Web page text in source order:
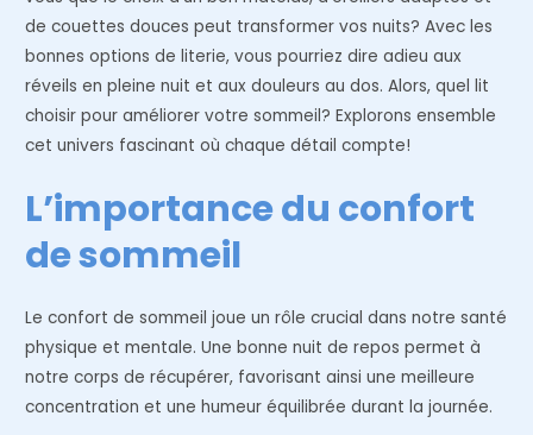
de couettes douces peut transformer vos nuits? Avec les
bonnes options de literie, vous pourriez dire adieu aux
réveils en pleine nuit et aux douleurs au dos. Alors, quel lit
choisir pour améliorer votre sommeil? Explorons ensemble
cet univers fascinant où chaque détail compte!
L’importance du confort
de sommeil
Le confort de sommeil joue un rôle crucial dans notre santé
physique et mentale. Une bonne nuit de repos permet à
notre corps de récupérer, favorisant ainsi une meilleure
concentration et une humeur équilibrée durant la journée.